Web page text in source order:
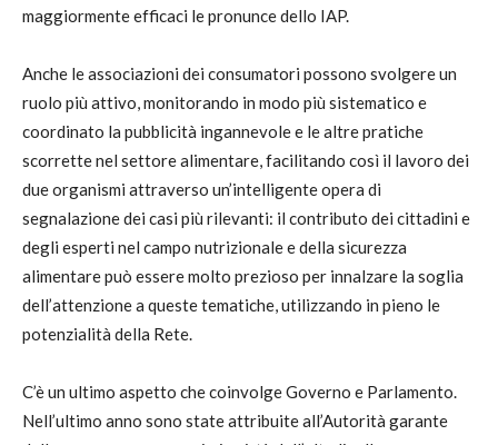
maggiormente efficaci le pronunce dello IAP.
Anche le associazioni dei consumatori possono svolgere un
ruolo più attivo, monitorando in modo più sistematico e
coordinato la pubblicità ingannevole e le altre pratiche
scorrette nel settore alimentare, facilitando così il lavoro dei
due organismi attraverso un’intelligente opera di
segnalazione dei casi più rilevanti: il contributo dei cittadini e
degli esperti nel campo nutrizionale e della sicurezza
alimentare può essere molto prezioso per innalzare la soglia
dell’attenzione a queste tematiche, utilizzando in pieno le
potenzialità della Rete.
C’è un ultimo aspetto che coinvolge Governo e Parlamento.
Nell’ultimo anno sono state attribuite all’Autorità garante